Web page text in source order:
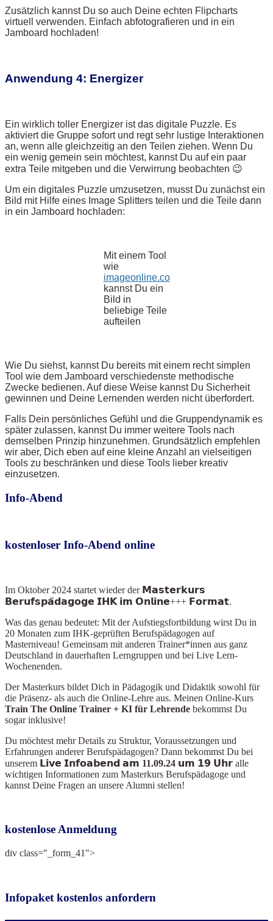
Zusätzlich kannst Du so auch Deine echten Flipcharts
virtuell verwenden. Einfach abfotografieren und in ein
Jamboard hochladen!
Anwendung 4: Energizer
Ein wirklich toller Energizer ist das digitale Puzzle. Es
aktiviert die Gruppe sofort und regt sehr lustige Interaktionen
an, wenn alle gleichzeitig an den Teilen ziehen. Wenn Du
ein wenig gemein sein möchtest, kannst Du auf ein paar
extra Teile mitgeben und die Verwirrung beobachten 😉
Um ein digitales Puzzle umzusetzen, musst Du zunächst ein
Bild mit Hilfe eines Image Splitters teilen und die Teile dann
in ein Jamboard hochladen:
Mit einem Tool
wie
imageonline.co
kannst Du ein
Bild in
beliebige Teile
aufteilen
Wie Du siehst, kannst Du bereits mit einem recht simplen
Tool wie dem Jamboard verschiedenste methodische
Zwecke bedienen. Auf diese Weise kannst Du Sicherheit
gewinnen und Deine Lernenden werden nicht überfordert.
Falls Dein persönliches Gefühl und die Gruppendynamik es
später zulassen, kannst Du immer weitere Tools nach
demselben Prinzip hinzunehmen. Grundsätzlich empfehlen
wir aber, Dich eben auf eine kleine Anzahl an vielseitigen
Tools zu beschränken und diese Tools lieber kreativ
einzusetzen.
Info-Abend
kostenloser Info-Abend online
Im Oktober 2024 startet wieder der 𝗠𝗮𝘀𝘁𝗲𝗿𝗸𝘂𝗿𝘀
𝗕𝗲𝗿𝘂𝗳𝘀𝗽𝗮̈𝗱𝗮𝗴𝗼𝗴𝗲 𝗜𝗛𝗞 𝗶𝗺 𝗢𝗻𝗹𝗶𝗻𝗲+++ 𝗙𝗼𝗿𝗺𝗮𝘁.
Was das genau bedeutet: Mit der Aufstiegsfortbildung wirst Du in
20 Monaten zum IHK-geprüften Berufspädagogen auf
Masterniveau! Gemeinsam mit anderen Trainer*innen aus ganz
Deutschland in dauerhaften Lerngruppen und bei Live Lern-
Wochenenden.
Der Masterkurs bildet Dich in Pädagogik und Didaktik sowohl für
die Präsenz- als auch die Online-Lehre aus. Meinen Online-Kurs
Train The Online Trainer + KI für Lehrende bekommst Du
sogar inklusive!
Du möchtest mehr Details zu Struktur, Voraussetzungen und
Erfahrungen anderer Berufspädagogen? Dann bekommst Du bei
unserem 𝗟𝗶𝘃𝗲 𝗜𝗻𝗳𝗼𝗮𝗯𝗲𝗻𝗱 𝗮𝗺 11.09.24 𝘂𝗺 𝟭𝟵 𝗨𝗵𝗿 alle
wichtigen Informationen zum Masterkurs Berufspädagoge und
kannst Deine Fragen an unsere Alumni stellen!
kostenlose Anmeldung
div class="_form_41">
Infopaket kostenlos anfordern